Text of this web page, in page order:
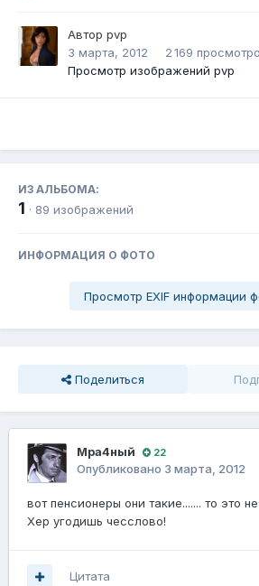
Автор pvp
3 марта, 2012
2 169
Просмотр изображений pvp
ИЗ АЛЬБОМА:
1 · 89 изображений
ИНФОРМАЦИЯ О ФОТО
Просмотр EXIF информации
Поделиться
Мра4ный 22
Опубликовано 3 марта, 2012
вот пенсионеры они такие....... то это
Хер угодишь чесслово!
Цитата